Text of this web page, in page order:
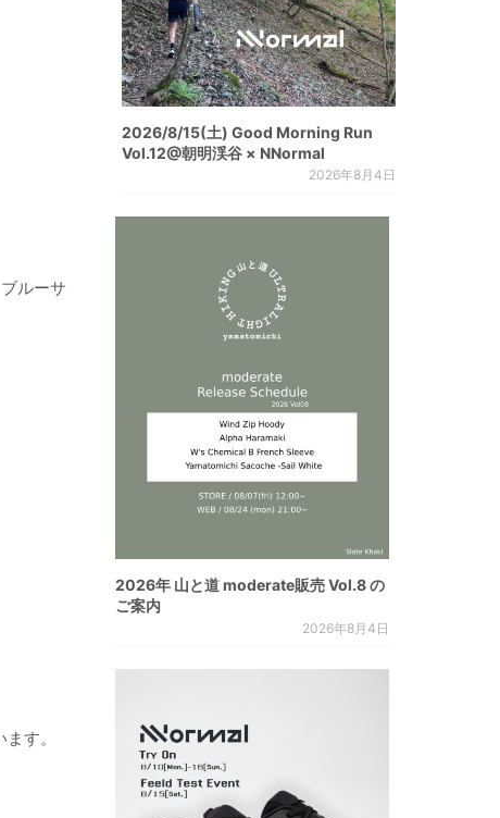
ルーサ
す。
2026/8/15(土) Good Morning Run
Vol.12@朝明渓谷 × NNormal
2026年8月4日
2026年 山と道 moderate販売 Vol.8 の
ご案内
2026年8月4日